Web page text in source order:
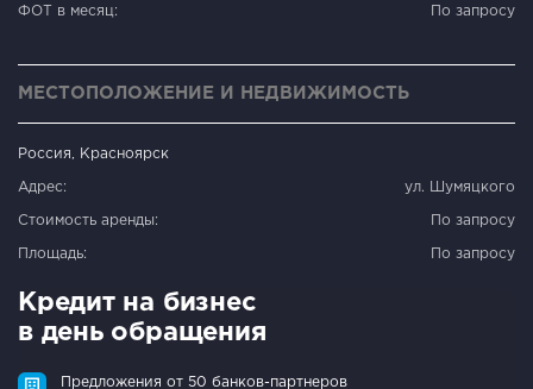
ФОТ в месяц: По запросу
МЕСТОПОЛОЖЕНИЕ И НЕДВИЖИМОСТЬ
Россия, Красноярск
Адрес: ул. Шумяцкого
Стоимость аренды: По запросу
Площадь: По запросу
Кредит на бизнес
в день обращения
Предложения от 50 банков-партнеров